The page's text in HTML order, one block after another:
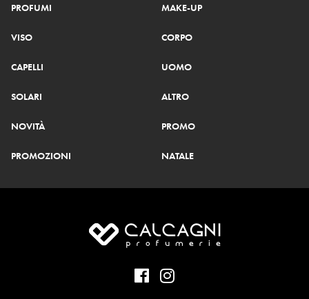
PROFUMI MAKE-UP
VISO CORPO
CAPELLI UOMO
SOLARI ALTRO
NOVITÀ PROMO
PROMOZIONI NATALE